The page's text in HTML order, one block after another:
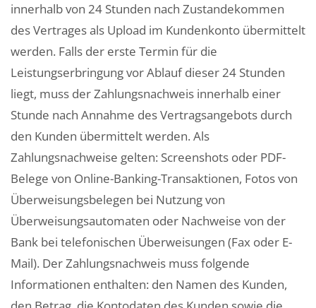
innerhalb von 24 Stunden nach Zustandekommen
des Vertrages als Upload im Kundenkonto übermittelt
werden. Falls der erste Termin für die
Leistungserbringung vor Ablauf dieser 24 Stunden
liegt, muss der Zahlungsnachweis innerhalb einer
Stunde nach Annahme des Vertragsangebots durch
den Kunden übermittelt werden. Als
Zahlungsnachweise gelten: Screenshots oder PDF-
Belege von Online-Banking-Transaktionen, Fotos von
Überweisungsbelegen bei Nutzung von
Überweisungsautomaten oder Nachweise von der
Bank bei telefonischen Überweisungen (Fax oder E-
Mail). Der Zahlungsnachweis muss folgende
Informationen enthalten: den Namen des Kunden,